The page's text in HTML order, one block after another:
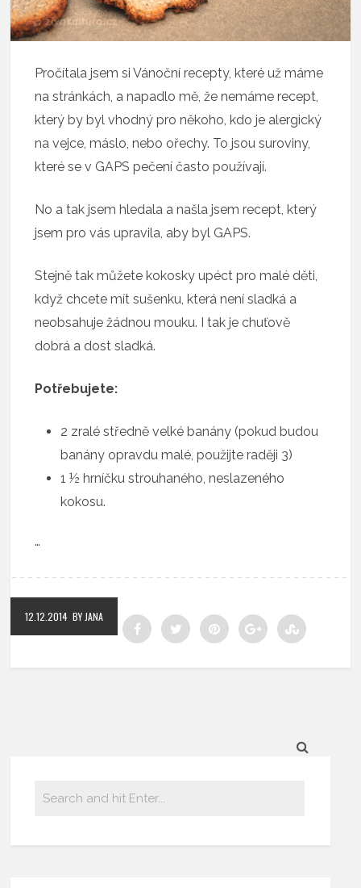
Pročítala jsem si Vánoční recepty, které už máme
na stránkách, a napadlo mě, že nemáme recept,
který by byl vhodný pro někoho, kdo je alergický
na vejce, máslo, nebo ořechy. To jsou suroviny,
které se v GAPS pečení často používají.
No a tak jsem hledala a našla jsem recept, který
jsem pro vás upravila, aby byl GAPS.
Stejně tak můžete kokosky upéct pro malé děti,
když chcete mít sušenku, která není sladká a
neobsahuje žádnou mouku. I tak je chuťově
dobrá a dost sladká.
Potřebujete:
2 zralé středně velké banány (pokud budou
banány opravdu malé, použijte raději 3)
1 ½ hrníčku strouhaného, neslazeného
kokosu.
…
12.12.2014 BY JANA